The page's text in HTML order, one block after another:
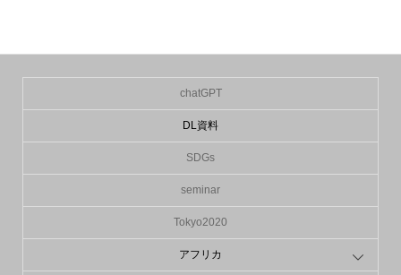
chatGPT
DL資料
SDGs
seminar
Tokyo2020
アフリカ